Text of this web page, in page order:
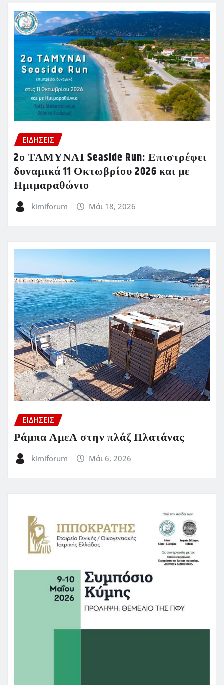
ΕΙΔΗΣΕΙΣ
2ο ΤΑΜΥΝΑΙ Seaside Run: Επιστρέφει
δυναμικά 11 Οκτωβρίου 2026 και με
Ημιμαραθώνιο
kimiforum Μάι 18, 2026
ΕΙΔΗΣΕΙΣ
Ράμπα ΑμεΑ στην πλάζ Πλατάνας
kimiforum Μάι 6, 2026